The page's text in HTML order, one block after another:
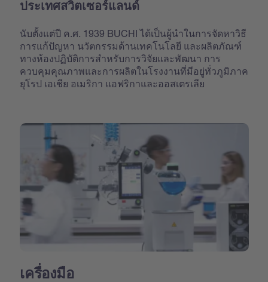
ประเทศสวิตเซอร์แลนด์
นับตั้งแต่ปี ค.ศ. 1939 BUCHI ได้เป็นผู้นำในการจัดหาวิธี
การแก้ปัญหา นวัตกรรมด้านเทคโนโลยี และผลิตภัณฑ์
ทางห้องปฏิบัติการสำหรับการวิจัยและพัฒนา การ
ควบคุมคุณภาพและการผลิตในโรงงานที่มีอยู่ทั่วภูมิภาค
ยุโรป เอเชีย อเมริกา แอฟริกาและออสเตรเลีย
เครื่องมือ